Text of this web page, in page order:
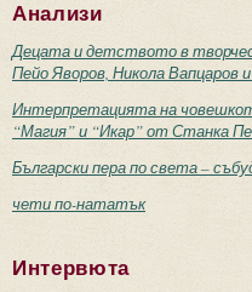
Анализи
Децата и детството в
Пейо Яворов, Никола Вапцаров
Интерпретацията на
“Магия” и “Икар” от Станка
Български пера по света –
чети по-нататък
Интервюта